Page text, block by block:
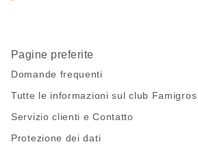
Pagine preferite
Domande frequenti
Tutte le informazioni sul club Famigros
Servizio clienti e Contatto
Protezione dei dati